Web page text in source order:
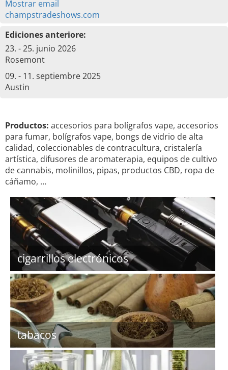
Mostrar email
champstradeshows.com
Ediciones anteriore:
23. - 25. junio 2026
Rosemont
09. - 11. septiembre 2025
Austin
Productos: accesorios para bolígrafos vape, accesorios
para fumar, bolígrafos vape, bongs de vidrio de alta
calidad, coleccionables de contracultura, cristalería
artística, difusores de aromaterapia, equipos de cultivo
de cannabis, molinillos, pipas, productos CBD, ropa de
cáñamo, …
cigarrillos electrónicos
tabacos